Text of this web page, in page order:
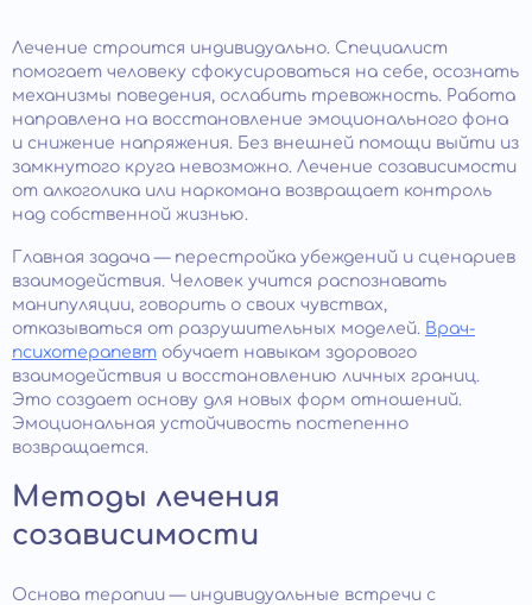
Лечение строится индивидуально. Специалист
помогает человеку сфокусироваться на себе, осознать
механизмы поведения, ослабить тревожность. Работа
направлена на восстановление эмоционального фона
и снижение напряжения. Без внешней помощи выйти из
замкнутого круга невозможно. Лечение созависимости
от алкоголика или наркомана возвращает контроль
над собственной жизнью.
Главная задача — перестройка убеждений и сценариев
взаимодействия. Человек учится распознавать
манипуляции, говорить о своих чувствах,
отказываться от разрушительных моделей. Врач-
психотерапевт обучает навыкам здорового
взаимодействия и восстановлению личных границ.
Это создает основу для новых форм отношений.
Эмоциональная устойчивость постепенно
возвращается.
Методы лечения
созависимости
Основа терапии — индивидуальные встречи с